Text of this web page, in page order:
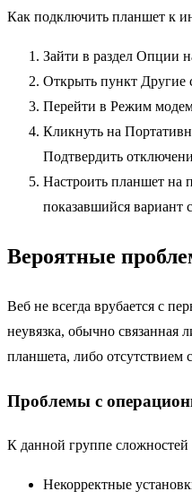
Как подключить планшет к
Зайти в раздел Опции
Открыть пункт Другие
Перейти в Режим
Кликнуть на
Подтвердить
Настроить планшет на
показавшийся вариант
Вероятные
Веб не всегда врубается с
неувязка, обычно
планшета, либо отсутствием
Проблемы с
К данной группе
Некорректные